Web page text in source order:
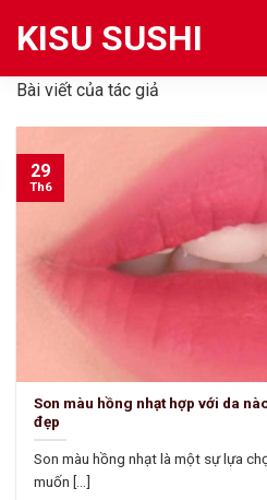
KISU SUSHI
Bài viết của tác giả
Son màu hồng nhạt hợp với da
đẹp
Son màu hồng nhạt là một sự lựa
muốn [...]
29
Th6